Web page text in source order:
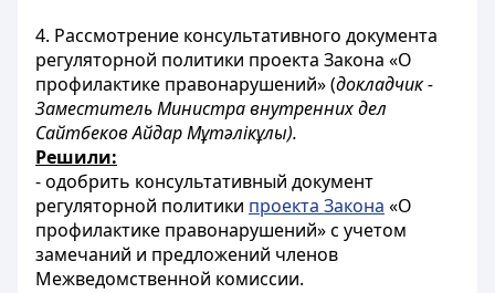
4. Рассмотрение консультативного документа
регуляторной политики проекта Закона «О
профилактике правонарушений» (докладчик -
Заместитель Министра внутренних дел
Сайтбеков Айдар Мұтәлікұлы).
Решили:
- одобрить консультативный документ
регуляторной политики проекта Закона «О
профилактике правонарушений» с учетом
замечаний и предложений членов
Межведомственной комиссии.